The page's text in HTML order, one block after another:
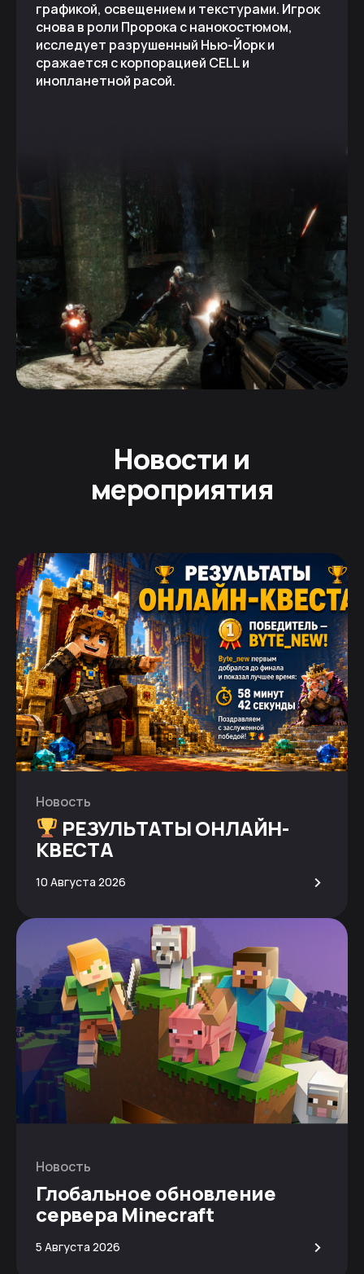
графикой, освещением и текстурами. Игрок
снова в роли Пророка с нанокостюмом,
исследует разрушенный Нью-Йорк и
сражается с корпорацией CELL и
инопланетной расой.
Новости и
мероприятия
Новость
РЕЗУЛЬТАТЫ ОНЛАЙН-
КВЕСТА
10 Августа 2026 >
Новость
Глобальное обновление
сервера Minecraft
5 Августа 2026 >